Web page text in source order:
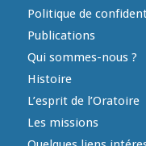
Politique de
Publications
Qui sommes-nous ?
Histoire
L’esprit de l’Oratoire
Les missions